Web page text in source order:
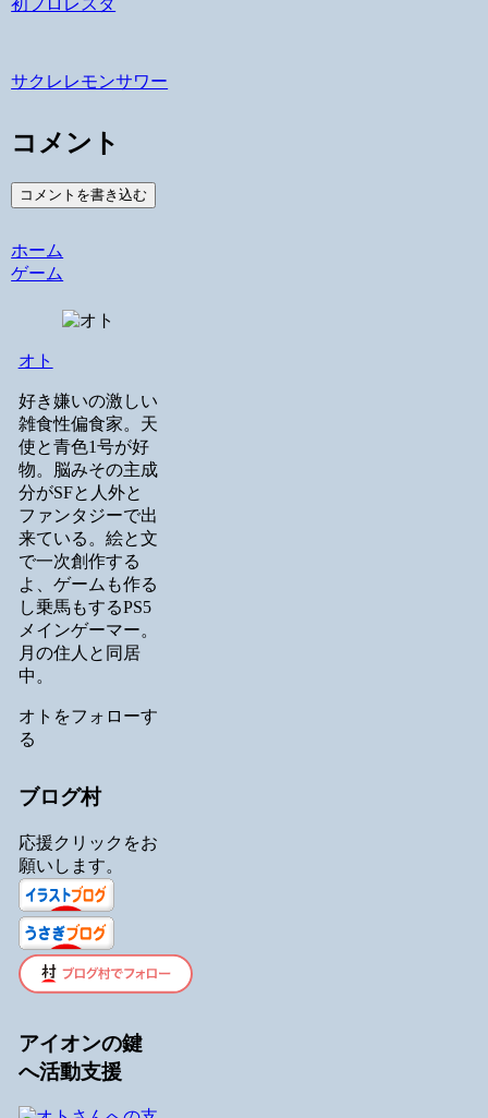
初フロレスタ
サクレレモンサワー
コメント
コメントを書き込む
ホーム
ゲーム
オト
好き嫌いの激しい
雑食性偏食家。天
使と青色1号が好
物。脳みその主成
分がSFと人外と
ファンタジーで出
来ている。絵と文
で一次創作する
よ、ゲームも作る
し乗馬もするPS5
メインゲーマー。
月の住人と同居
中。
オトをフォローす
る
ブログ村
応援クリックをお
願いします。
アイオンの鍵
へ活動支援